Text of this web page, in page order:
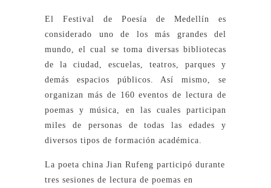
El Festival de Poesía de Medellín es
considerado uno de los más grandes del
mundo, el cual se toma diversas bibliotecas
de la ciudad, escuelas, teatros, parques y
demás espacios públicos. Así mismo, se
organizan más de 160 eventos de lectura de
poemas y música, en las cuales participan
miles de personas de todas las edades y
diversos tipos de formación académica.
La poeta china Jian Rufeng participó durante
tres sesiones de lectura de poemas en